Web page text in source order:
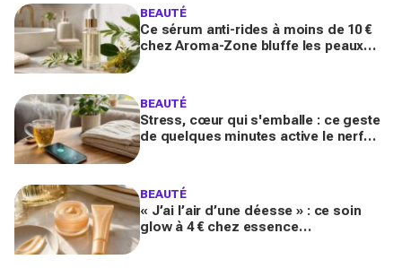
BEAUTÉ
Ce sérum anti-rides à moins de 10 €
chez Aroma-Zone bluffe les peaux
BEAUTÉ
Stress, cœur qui s'emballe : ce geste
de quelques minutes active le nerf
BEAUTÉ
« J’ai l’air d’une déesse » : ce soin
glow à 4 € chez essence